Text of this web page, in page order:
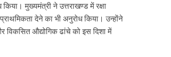
मुख्यमंत्री ने उत्तराखण्ड में रक्षा
देने का भी अनुरोध किया। उन्होंने
विकसित औद्योगिक ढांचे को इस दिशा में